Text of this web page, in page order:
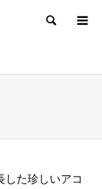
検索
した珍しいアコ